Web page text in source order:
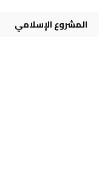
المشروع الإسلامي